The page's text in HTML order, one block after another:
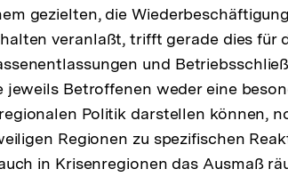
gezielten, die
veranlaßt, trifft gerade dies für
und
jeweils Betroffenen weder eine
Politik darstellen können,
Regionen zu spezifischen
in Krisenregionen das Ausmaß